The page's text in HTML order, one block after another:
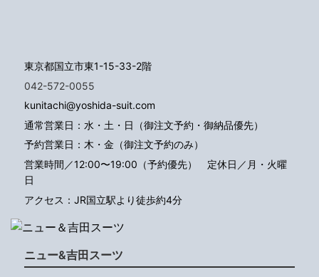
東京都国立市東1-15-33-2階
042-572-0055
kunitachi@yoshida-suit.com
通常営業日：水・土・日（御注文予約・御納品優先）
予約営業日：木・金（御注文予約のみ）
営業時間／12:00〜19:00（予約優先） 定休日／月・火曜
日
アクセス：JR国立駅より徒歩約4分
ニュー&吉田スーツ